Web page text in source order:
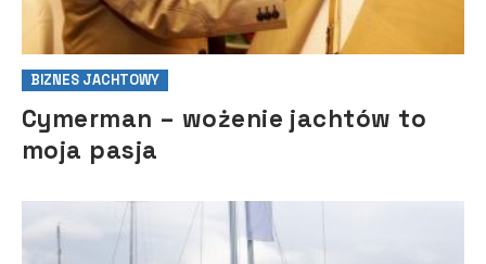
BIZNES JACHTOWY
Cymerman – wożenie jachtów to
moja pasja